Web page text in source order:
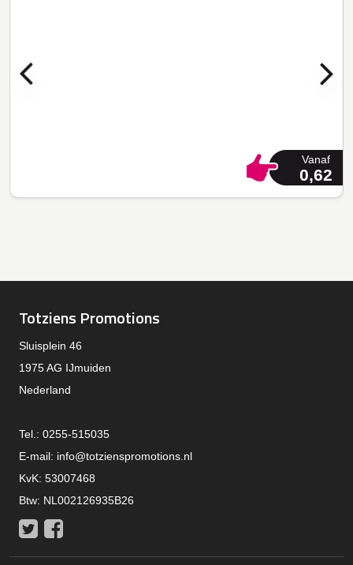
Vanaf
0,62
Totziens Promotions
Sluisplein 46
1975 AG IJmuiden
Nederland
Tel.: 0255-515035
E-mail: info@totzienspromotions.nl
KvK: 53007468
Btw: NL002126935B26
Twitter